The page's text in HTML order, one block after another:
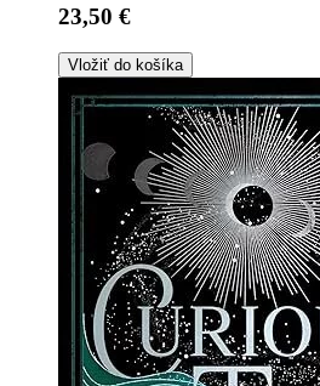
23,50 €
Vložiť do košíka